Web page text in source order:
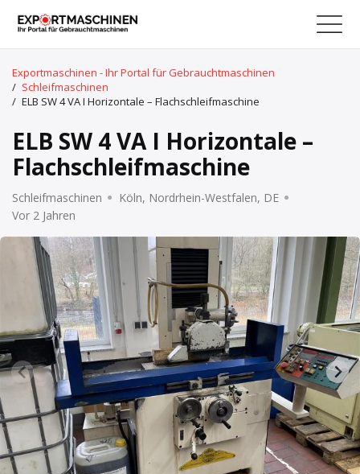
Exportmaschinen - Ihr Portal für Gebrauchtmaschinen
/ Schleifmaschinen
/ ELB SW 4 VA I Horizontale – Flachschleifmaschine
ELB SW 4 VA I Horizontale –
Flachschleifmaschine
Schleifmaschinen
Köln, Nordrhein-Westfalen, DE
Vor 2 Jahren